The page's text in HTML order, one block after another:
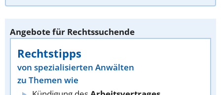
Angebote für Rechtssuchende
Rechtstipps
von spezialisierten Anwälten
zu Themen wie